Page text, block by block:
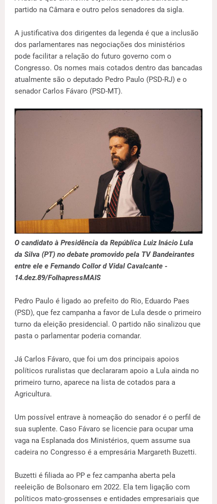
partido na Câmara e outro pelos senadores da sigla.
A justificativa dos dirigentes da legenda é que a inclusão
dos parlamentares nas negociações dos ministérios
pode facilitar a relação do futuro governo com o
Congresso. Os nomes mais cotados dentro das bancadas
atualmente são o deputado Pedro Paulo (PSD-RJ) e o
senador Carlos Fávaro (PSD-MT).
O candidato à Presidência da República Luiz Inácio Lula
da Silva (PT) no debate promovido pela TV Bandeirantes
entre ele e Fernando Collor d Vidal Cavalcante -
14.dez.89/FolhapressMAIS
Pedro Paulo é ligado ao prefeito do Rio, Eduardo Paes
(PSD), que fez campanha a favor de Lula desde o primeiro
turno da eleição presidencial. O partido não sinalizou que
pasta o parlamentar poderia comandar.
Já Carlos Fávaro, que foi um dos principais apoios
políticos ruralistas que declararam apoio a Lula ainda no
primeiro turno, aparece na lista de cotados para a
Agricultura.
Um possível entrave à nomeação do senador é o perfil de
sua suplente. Caso Fávaro se licencie para ocupar uma
vaga na Esplanada dos Ministérios, quem assume sua
cadeira no Congresso é a empresária Margareth Buzetti.
Buzetti é filiada ao PP e fez campanha aberta pela
reeleição de Bolsonaro em 2022. Ela tem ligação com
políticos mato-grossenses e entidades empresariais que